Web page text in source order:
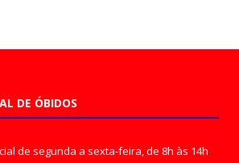
DE ÓBIDOS
de segunda a sexta-feira, de 8h às 14h